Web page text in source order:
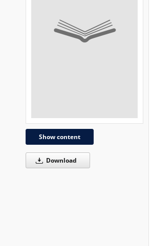
Show content
Download